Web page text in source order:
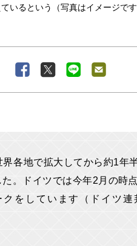
いるという（写真はイメージで
各地で拡大してから約1年
。ドイツでは今年2月の時
をしています（ドイツ連